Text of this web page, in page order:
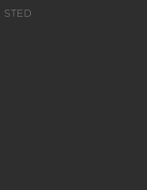
STED